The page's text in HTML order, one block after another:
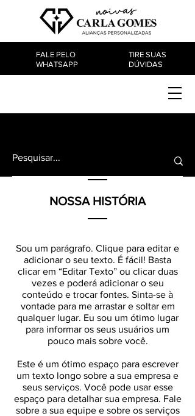
FALE PELO
WHATSAPP
TIRE SUAS
DÚVIDAS
NOSSA HISTÓRIA
Sou um parágrafo. Clique para editar e
adicionar o seu texto. É fácil! Basta
clicar em “Editar Texto” ou clicar duas
vezes e poderá adicionar o seu
conteúdo e trocar fontes. Sinta-se à
vontade para me arrastar e soltar em
qualquer lugar. Eu sou um ótimo lugar
para informar os seus usuários um
pouco mais sobre você.
Este é um ótimo espaço para escrever
um texto longo sobre a sua empresa e
seus serviços. Você pode usar esse
espaço para detalhar sua empresa. Fale
sobre a sua equipe e sobre os serviços